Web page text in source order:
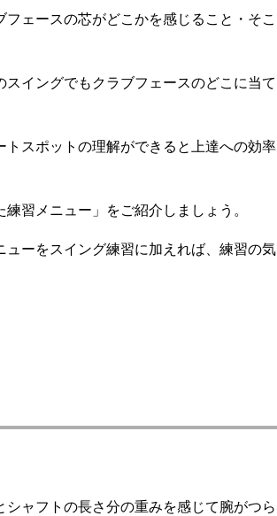
ェースの芯がどこかを感じること・そこ
イングでもクラブフェースのどこに当て
スポットの理解ができると上達への効率
習メニュー」をご紹介しましょう。
ーをスイング練習に加えれば、練習の気
ャフトの長さ分の重みを感じて腕がつら